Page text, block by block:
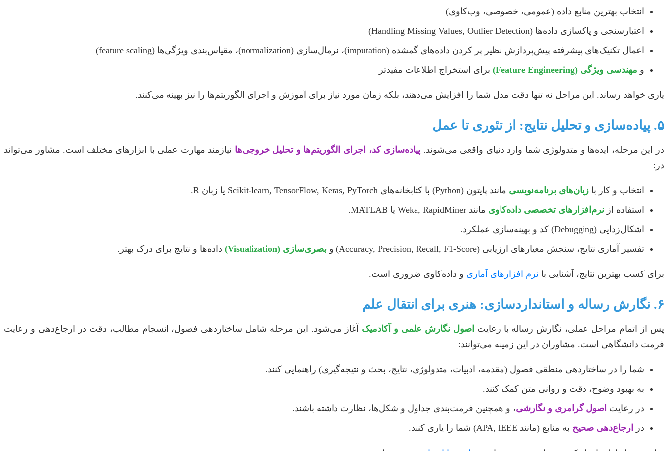
انتخاب بهترین منابع داده (عمومی، خصوصی، وب‌کاوی)
اعتبارسنجی و پاکسازی داده‌ها (Handling Missing Values, Outlier Detection)
اعمال تکنیک‌های پیشرفته پیش‌پردازش نظیر پر کردن داده‌های گمشده (imputation)، نرمال‌سازی (normalization)، مقیاس‌بندی ویژگی‌ها (feature scaling)
و مهندسی ویژگی (Feature Engineering) برای استخراج اطلاعات مفیدتر
یاری خواهد رساند. این مراحل نه تنها دقت مدل شما را افزایش می‌دهند، بلکه زمان مورد نیاز برای آموزش و اجرای الگوریتم‌ها را نیز بهینه می‌کنند.
۵. پیاده‌سازی و تحلیل نتایج: از تئوری تا عمل
در این مرحله، ایده‌ها و متدولوژی شما وارد دنیای واقعی می‌شوند. پیاده‌سازی کد، اجرای الگوریتم‌ها و تحلیل خروجی‌ها نیازمند مهارت عملی با ابزارهای مختلف است. مشاور می‌تواند
در:
انتخاب و کار با زبان‌های برنامه‌نویسی مانند پایتون (Python) با کتابخانه‌های Scikit-learn, TensorFlow, Keras, PyTorch یا زبان R.
استفاده از نرم‌افزارهای تخصصی داده‌کاوی مانند Weka, RapidMiner یا MATLAB.
اشکال‌زدایی (Debugging) کد و بهینه‌سازی عملکرد.
تفسیر آماری نتایج، سنجش معیارهای ارزیابی (Accuracy, Precision, Recall, F1-Score) و
بصری‌سازی (Visualization) داده‌ها و نتایج برای درک بهتر.
برای کسب بهترین نتایج، آشنایی با نرم افزارهای آماری و داده‌کاوی ضروری است.
۶. نگارش رساله و استانداردسازی: هنری برای انتقال علم
پس از اتمام مراحل عملی، نگارش رساله با رعایت اصول نگارش علمی و آکادمیک آغاز می‌شود. این مرحله شامل ساختاردهی فصول، انسجام مطالب، دقت در ارجاع‌دهی و رعایت
فرمت دانشگاهی است. مشاوران در این زمینه می‌توانند:
شما را در ساختاردهی منطقی فصول (مقدمه، ادبیات، متدولوژی، نتایج، بحث و نتیجه‌گیری) راهنمایی کنند.
به بهبود وضوح، دقت و روانی متن کمک کنند.
در رعایت اصول گرامری و نگارشی، و همچنین فرمت‌بندی جداول و شکل‌ها، نظارت داشته باشند.
در
ارجاع‌دهی صحیح به منابع (مانند APA, IEEE) شما را یاری کنند.